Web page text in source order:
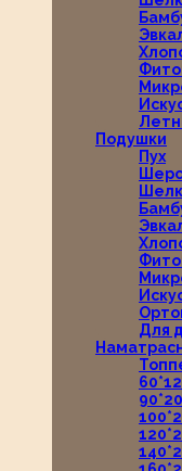
Подушки
Пух
Шелк
Для